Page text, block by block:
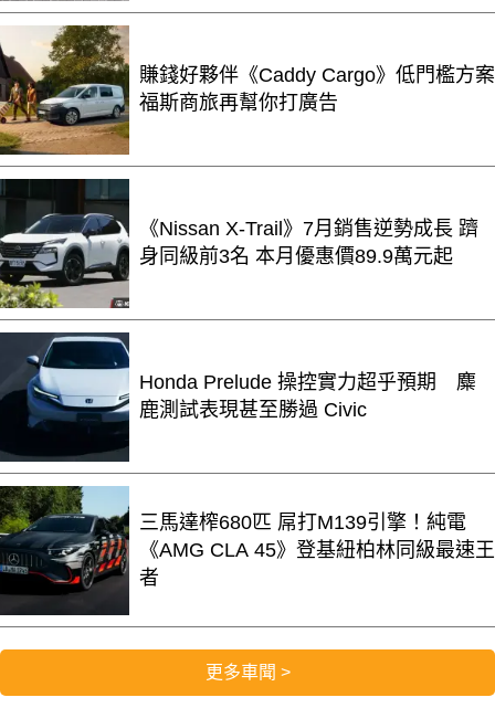
賺錢好夥伴《Caddy Cargo》低門檻方案
福斯商旅再幫你打廣告
《Nissan X-Trail》7月銷售逆勢成長 躋
身同級前3名 本月優惠價89.9萬元起
Honda Prelude 操控實力超乎預期 麋
鹿測試表現甚至勝過 Civic
三馬達榨680匹 屌打M139引擎！純電
《AMG CLA 45》登基紐柏林同級最速王
者
更多車聞 >